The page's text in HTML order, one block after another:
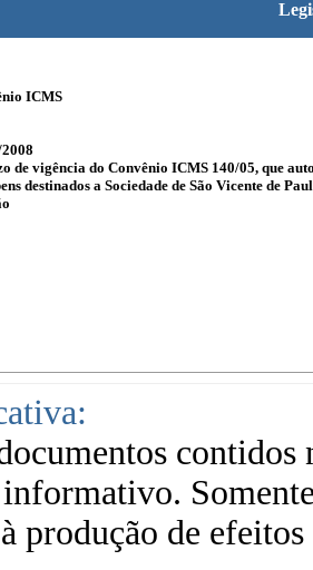
ICMS
de vigência do Convênio ICMS 140/05, que
destinados a Sociedade de São Vicente de
contidos
produção de